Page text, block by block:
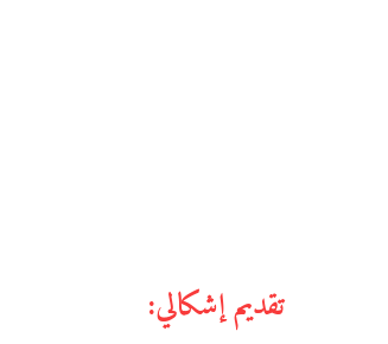
تقديم إشكالي: